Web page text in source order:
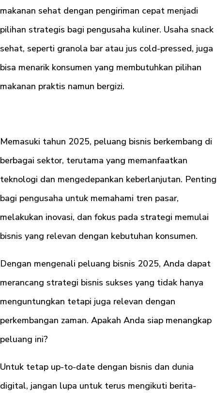
makanan sehat dengan pengiriman cepat menjadi
pilihan strategis bagi pengusaha kuliner. Usaha snack
sehat, seperti granola bar atau jus cold-pressed, juga
bisa menarik konsumen yang membutuhkan pilihan
makanan praktis namun bergizi.
Memasuki tahun 2025, peluang bisnis berkembang di
berbagai sektor, terutama yang memanfaatkan
teknologi dan mengedepankan keberlanjutan. Penting
bagi pengusaha untuk memahami tren pasar,
melakukan inovasi, dan fokus pada strategi memulai
bisnis yang relevan dengan kebutuhan konsumen.
Dengan mengenali peluang bisnis 2025, Anda dapat
merancang strategi bisnis sukses yang tidak hanya
menguntungkan tetapi juga relevan dengan
perkembangan zaman. Apakah Anda siap menangkap
peluang ini?
Untuk tetap up-to-date dengan bisnis dan dunia
digital, jangan lupa untuk terus mengikuti berita-